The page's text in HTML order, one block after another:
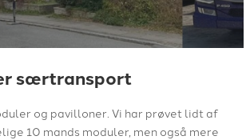
særtransport
og pavilloner. Vi har prøvet lidt af
10 mands moduler, men også mere